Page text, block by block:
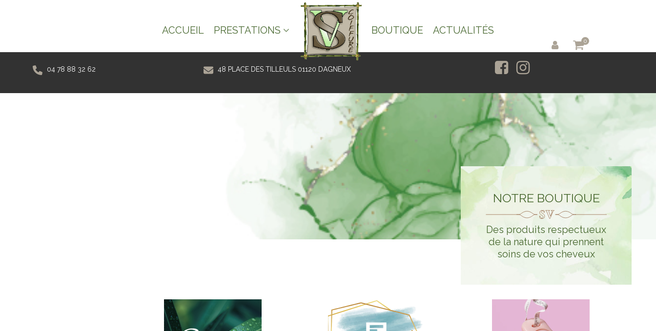
ACCUEIL PRESTATIONS BOUTIQUE ACTUALITÉS
0
04 78 88 32 62 48 PLACE DES TILLEULS 01120 DAGNEUX
NOTRE BOUTIQUE
Des produits respectueux
de la nature qui prennent
soins de vos cheveux